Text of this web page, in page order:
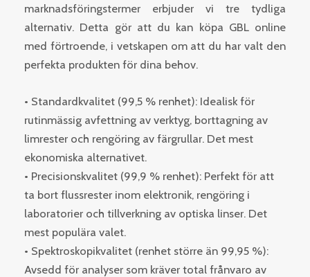
marknadsföringstermer erbjuder vi tre tydliga
alternativ. Detta gör att du kan köpa GBL online
med förtroende, i vetskapen om att du har valt den
perfekta produkten för dina behov.
• Standardkvalitet (99,5 % renhet): Idealisk för
rutinmässig avfettning av verktyg, borttagning av
limrester och rengöring av färgrullar. Det mest
ekonomiska alternativet.
• Precisionskvalitet (99,9 % renhet): Perfekt för att
ta bort flussrester inom elektronik, rengöring i
laboratorier och tillverkning av optiska linser. Det
mest populära valet.
• Spektroskopikvalitet (renhet större än 99,95 %):
Avsedd för analyser som kräver total frånvaro av